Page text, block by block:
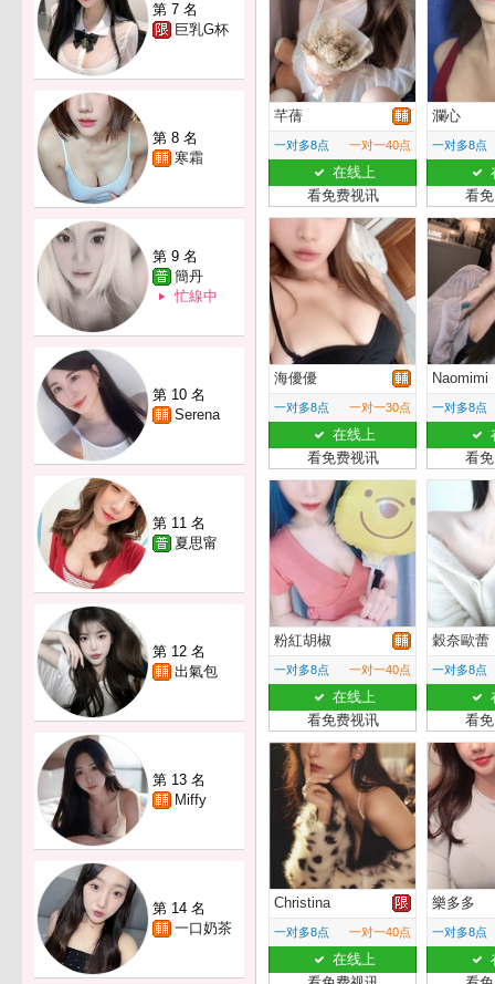
第 7 名
巨乳G杯
第 8 名
寒霜
第 9 名
簡丹
忙線中
第 10 名
Serena
第 11 名
夏思甯
第 12 名
出氣包
第 13 名
Miffy
第 14 名
一口奶茶
芊蒨
一对多8点 一对一40点
在线上
看免费视讯
瀾心
一对多8点
看
海優優
一对多8点 一对一30点
在线上
看免费视讯
Naomimi
一对多8点
看
粉紅胡椒
一对多8点 一对一40点
在线上
看免费视讯
穀奈歐蕾
一对多8点
看
Christina
一对多8点 一对一40点
在线上
樂多多
一对多8点